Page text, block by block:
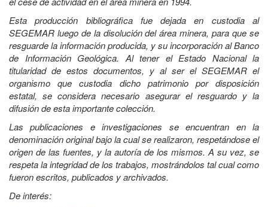
Esta producción bibliográfica fue dejada en custodia al
SEGEMAR luego de la disolución del área minera, para que se
resguarde la información producida, y su incorporación al Banco
de Información Geológica. Al tener el Estado Nacional la
titularidad de estos documentos, y al ser el SEGEMAR el
organismo que custodia dicho patrimonio por disposición
estatal, se considera necesario asegurar el resguardo y la
difusión de esta importante colección.
Las publicaciones e investigaciones se encuentran en la
denominación original bajo la cual se realizaron, respetándose el
origen de las fuentes, y la autoría de los mismos. A su vez, se
respeta la integridad de los trabajos, mostrándolos tal cual como
fueron escritos, publicados y archivados.
De interés: